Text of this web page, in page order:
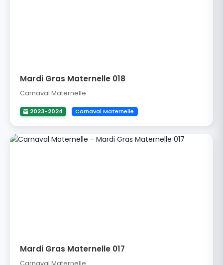
Mardi Gras Maternelle 018
Carnaval Maternelle
2023-2024 Carnaval Maternelle
Mardi Gras Maternelle 017